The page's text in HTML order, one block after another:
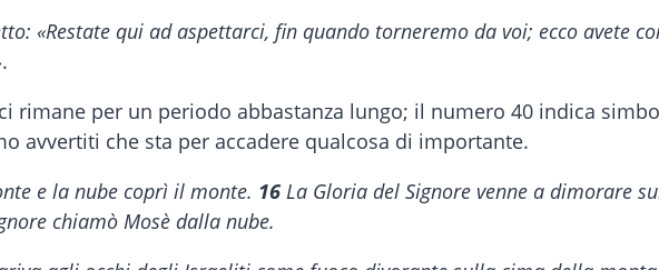
«Restate qui ad aspettarci, fin quando torneremo da voi; ecco avete
rimane per un periodo abbastanza lungo; il numero 40 indica
avvertiti che sta per accadere qualcosa di importante.
e la nube coprì il monte. 16 La Gloria del Signore venne a dimorare
chiamò Mosè dalla nube.